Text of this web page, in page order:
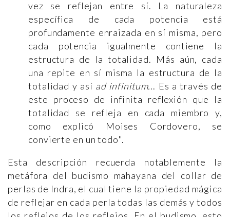
vez se reflejan entre sí. La naturaleza
específica de cada potencia está
profundamente enraizada en sí misma, pero
cada potencia igualmente contiene la
estructura de la totalidad. Más aún, cada
una repite en sí misma la estructura de la
totalidad y así ad infinitum... Es a través de
este proceso de infinita reflexión que la
totalidad se refleja en cada miembro y,
como explicó Moises Cordovero, se
convierte en un todo".
Esta descripción recuerda notablemente la
metáfora del budismo mahayana del collar de
perlas de Indra, el cual tiene la propiedad mágica
de reflejar en cada perla todas las demás y todos